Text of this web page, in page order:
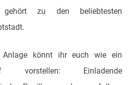
zu den beliebtesten
könnt ihr euch wie ein
vorstellen: Einladende